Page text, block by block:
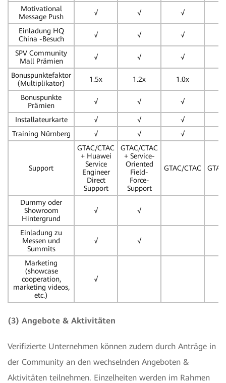
Motivational
Message Push
√ √ √
Einladung HQ
China -Besuch
√ √ √
SPV Community
Mall Prämien
√ √ √
Bonuspunktefaktor
(Multiplikator)
1.5x 1.2x 1.0x
Bonuspunkte
Prämien
√ √ √
Installateurkarte √ √
√
Training Nürnberg
√ √ √
Support
GTAC/CTAC
+ Huawei
Service
Engineer
Direct
Support
GTAC/CTAC
+ Service-
Oriented
Field-
Force-
Support
GTAC/CTAC
Dummy oder
Showroom
Hintergrund
√ √
Einladung zu
Messen und
Summits
√ √
Marketing
(showcase
cooperation,
marketing videos,
etc.)
√
(3) Angebote & Aktivitäten
Verifizierte Unternehmen können zudem durch Anträge in
der Community an den wechselnden Angeboten &
Aktivitäten teilnehmen. Einzelheiten werden im Rahmen